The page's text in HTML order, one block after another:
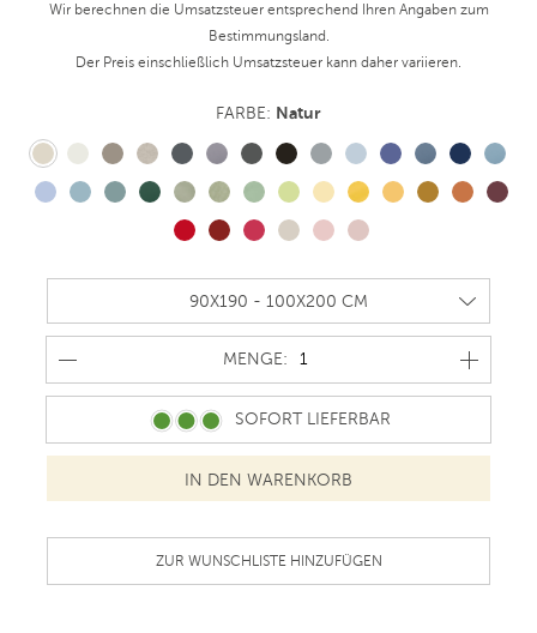
Wir berechnen die Umsatzsteuer entsprechend Ihren Angaben zum
Bestimmungsland.
Der Preis einschließlich Umsatzsteuer kann daher variieren.
FARBE: Natur
MENGE: MENGE
SOFORT LIEFERBAR
ZUR WUNSCHLISTE HINZUFÜGEN